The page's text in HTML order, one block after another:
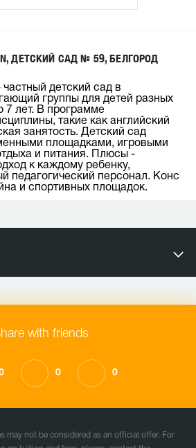
ДЕТСКИЙ САД № 59, БЕЛГОРОД
детский сад в
группы для детей разных
7 лет. В программе
такие как английский
занятость. Детский сад
площадками, игровыми
и питания. Плюсы -
к каждому ребенку,
педагогический персонал. Конс
и спортивных площадок.
with friends
0 0
may not be considered as an official offer. For